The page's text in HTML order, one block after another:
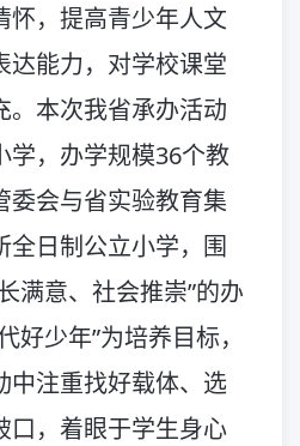
怀，提高青少年人文
达能力，对学校课堂
。本次我省承办活动
学，办学规模36个教
委会与省实验教育集
全日制公立小学，围
满意、社会推崇”的办
好少年”为培养目标，
中注重找好载体、选
口，着眼于学生身心